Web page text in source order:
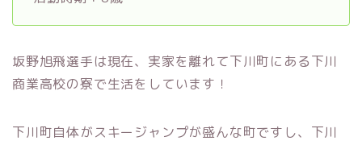
坂野旭飛選手は現在、実家を離れて下川町にある下川
商業高校の寮で生活をしています！
下川町自体がスキージャンプが盛んな町ですし、下川